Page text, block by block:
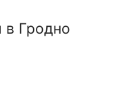
в Гродно